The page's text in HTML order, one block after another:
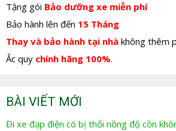
Tặng gói Bảo dưỡng xe miễn phí
Bảo hành lên đến 15 Tháng
Thay và bảo hành tại nhà không thêm
Ắc quy chính hãng 100%.
BÀI VIẾT MỚI
Đi xe đạp điện có bị thổi nồng độ cồn